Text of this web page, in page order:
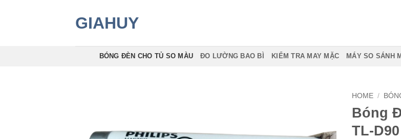
GIAHUY
BÓNG ĐÈN CHO TỦ SO MÀU ĐO LƯỜNG BAO BÌ KIỂM TRA MAY MẶC MÁY SO SÁNH
HOME /
Bóng
TL-